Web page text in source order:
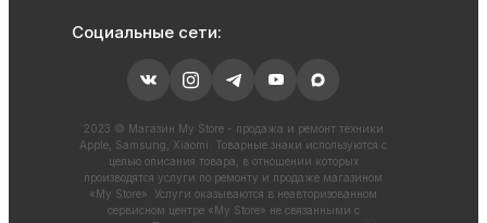
Социальные сети:
2023 © Магазин My Store - продажа и ремонт техники
Apple, Samsung, Xiaomi. Товарные знаки используются с
целью описания товара, в отношении которых
производятся услуги по ремонту и продаже магазином
«My Store». Услуги оказываются в неавторизованном
сервисном центре «My Store» не связанными с